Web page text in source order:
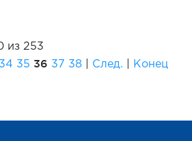
из 253
34 35 36 37 38 След. Конец